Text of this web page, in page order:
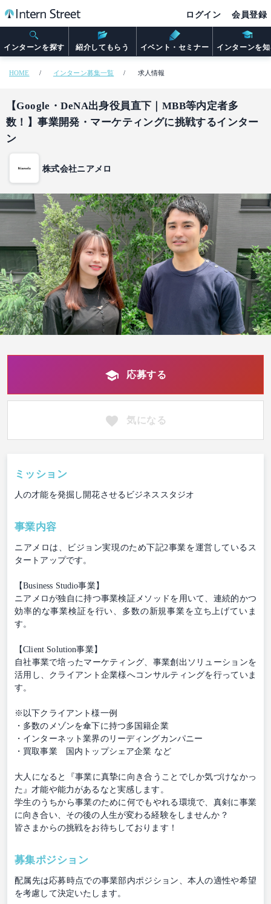
インターンを探す 紹介してもらう イベント・セミナー インターンを
ログイン 会員登録
HOME インターン募集一覧 求人情報
【Google・DeNA出身役員直下｜MBB等内定者多
数！】事業開発・マーケティングに挑戦するインター
ン
株式会社ニアメロ
応募する
気になる
ミッション
⼈の才能を発掘し開花させるビジネススタジオ
事業内容
ニアメロは、ビジョン実現のため下記2事業を運営しているス
タートアップです。
【Business Studio事業】
ニアメロが独⾃に持つ事業検証メソッドを⽤いて、連続的かつ
効率的な事業検証を⾏い、多数の新規事業を⽴ち上げていま
す。
【Client Solution事業】
⾃社事業で培ったマーケティング、事業創出ソリューションを
活⽤し、クライアント企業様へコンサルティングを⾏っていま
す。
※以下クライアント様⼀例
・多数のメゾンを傘下に持つ多国籍企業
・インターネット業界のリーディングカンパニー
・買取事業 国内トップシェア企業 など
⼤⼈になると『事業に真摯に向き合うことでしか気づけなかっ
た』才能や能⼒があるなと実感します。
学⽣のうちから事業のために何でもやれる環境で、真剣に事業
に向き合い、その後の⼈⽣が変わる経験をしませんか？
皆さまからの挑戦をお待ちしております！
募集ポジション
配属先は応募時点での事業部内ポジション、本⼈の適性や希望
を考慮して決定いたします。